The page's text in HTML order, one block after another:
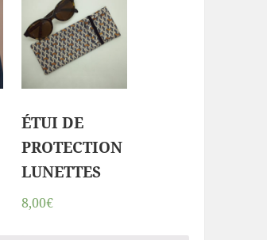
ÉTUI DE
PROTECTION
LUNETTES
8,00€